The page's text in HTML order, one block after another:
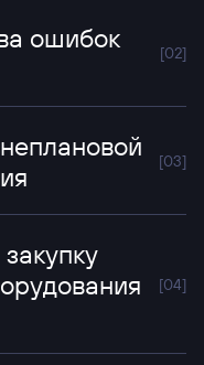
ошибок
[02]
[03]
[04]